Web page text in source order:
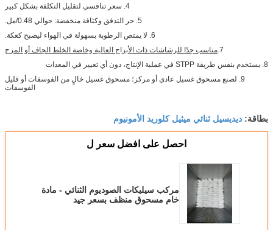
4. سعر تنافسي لتقليل التكلفة بشكل كبير
5. حر التدفق وكثافة منخفضة: حوالي 0.48/مل.
6. لا يمتص الرطوبة بسهولة في الهواء ليصبح كعكة.
7. مناسب جدًا للرشاشات ذات الأبراج العالية وخاصة الخلط الجاف أو المزج
8. يستخدم بنفس طريقة STPP في عملية الإنتاج، دون أي تغيير في المعدات
9. لصنع مسحوق غسيل عادي أو مركز؛ مسحوق غسيل خالٍ من الفوسفات أو قليل
الفوسفات
بطاقة: ديديسيل ثنائي ميثيل كلوريد الأمونيوم
احصل على افضل سعر ل
مركب سيليكات الصوديوم الثنائي - مادة
خام مسحوق منظف بسعر جيد